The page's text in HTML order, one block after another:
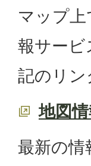
マップ
報サー
記のリ
地図
最新の情